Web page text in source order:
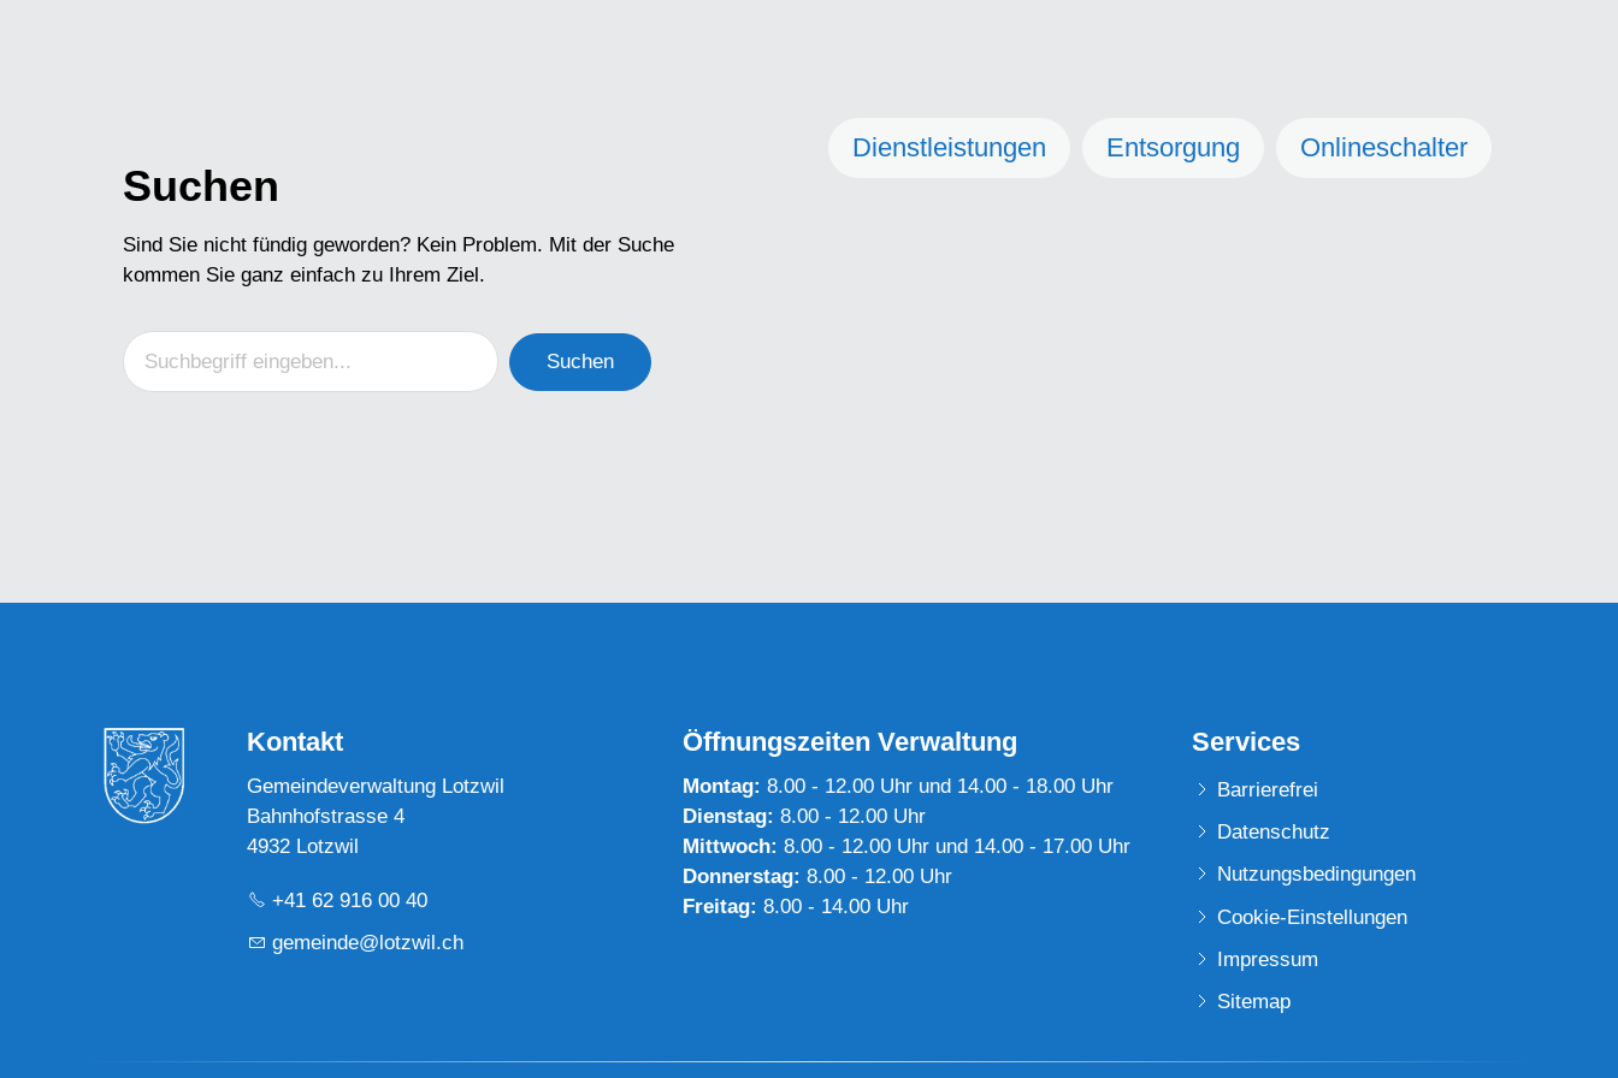
Suchen
Sind Sie nicht fündig geworden? Kein Problem. Mit der Suche
kommen Sie ganz einfach zu Ihrem Ziel.
Suchen
Dienstleistungen Entsorgung Onlineschalter
Kontakt
Gemeindeverwaltung Lotzwil
Bahnhofstrasse 4
4932 Lotzwil
+41 62 916 00 40
g m nd tzw ch
Öffnungszeiten Verwaltung
Montag:8.00 - 12.00 Uhr und 14.00 - 18.00 Uhr
Dienstag: 8.00 - 12.00 Uhr
Mittwoch: 8.00 - 12.00 Uhr und 14.00 - 17.00 Uhr
Donnerstag: 8.00 - 12.00 Uhr
Freitag: 8.00 - 14.00 Uhr
Services
Barrierefrei
Datenschutz
Nutzungsbedingungen
Cookie-Einstellungen
Impressum
Sitemap